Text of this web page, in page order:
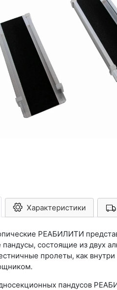
Характеристики Арконт-Мед
РЕАБИЛИТИ
состоящие из двух
пролеты, как
пандусов